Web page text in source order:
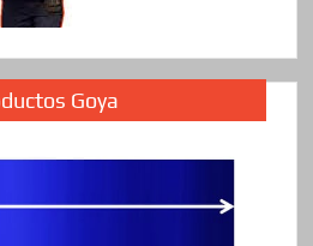
Goya